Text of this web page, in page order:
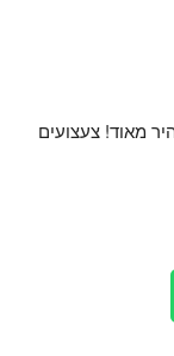
שירות מעולה ומהיר מאוד! צעצועים